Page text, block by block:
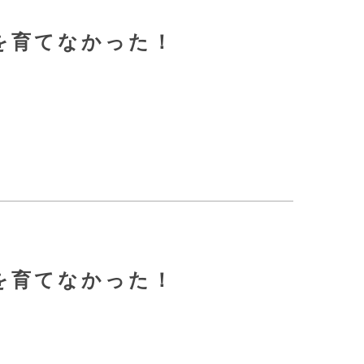
育てなかった！
育てなかった！